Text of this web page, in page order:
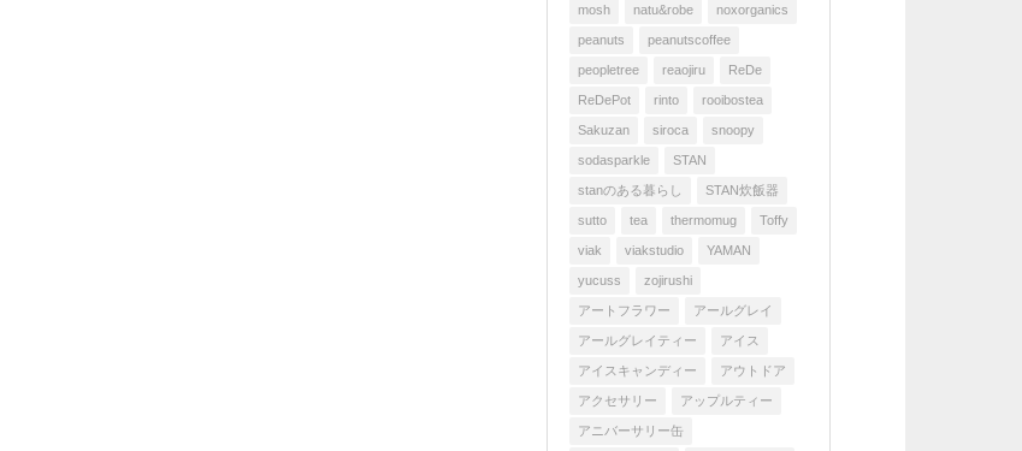
mosh natu&robe noxorganics
peanuts peanutscoffee
peopletree reaojiru ReDe
ReDePot rinto rooibostea
Sakuzan siroca snoopy
sodasparkle STAN
stanのある暮らし STAN炊飯器
sutto tea thermomug Toffy
viak viakstudio YAMAN
yucuss zojirushi
アートフラワー アールグレイ
アールグレイティー アイス
アイスキャンディー アウトドア
アクセサリー アップルティー
アニバーサリー缶